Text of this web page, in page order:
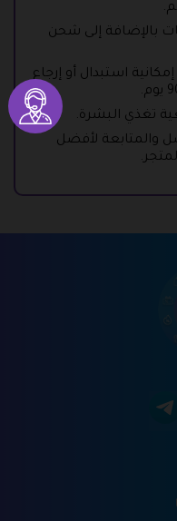
بالإضافة إلى شحن
استبدال أو إرجاع
تغذي البشرة.
والمتابعة لأفضل